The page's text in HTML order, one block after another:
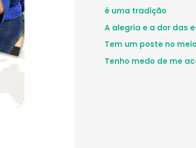
é uma tradição
A alegria e a dor das
Tem um poste no
Tenho medo de me